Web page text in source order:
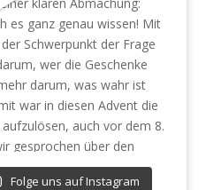
Folge uns auf Instagram